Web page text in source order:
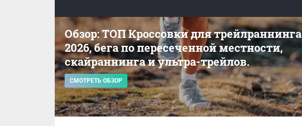
Обзор: ТОП Кроссовки для трейлраннинга
2026, бега по пересеченной местности,
скайраннинга и ультра-трейлов.
СМОТРЕТЬ ОБЗОР